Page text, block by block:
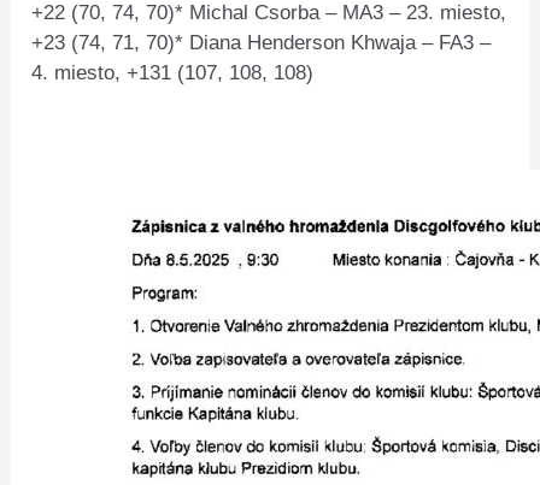
+22 (70, 74, 70)* Michal Csorba – MA3 – 23. miesto,
+23 (74, 71, 70)* Diana Henderson Khwaja – FA3 –
4. miesto, +131 (107, 108, 108)